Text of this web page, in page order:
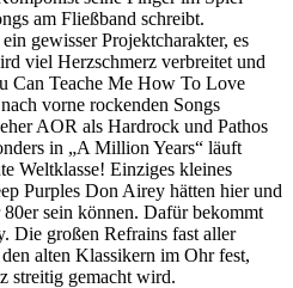
am Fließband schreibt.
gewisser Projektcharakter, es
viel Herzschmerz verbreitet und
Can Teache Me How To Love
vorne rockenden Songs
AOR als Hardrock und Pathos
in „A Million Years“ läuft
Weltklasse! Einziges kleines
Purples Don Airey hätten hier und
sein können. Dafür bekommt
Die großen Refrains fast aller
alten Klassikern im Ohr fest,
streitig gemacht wird.